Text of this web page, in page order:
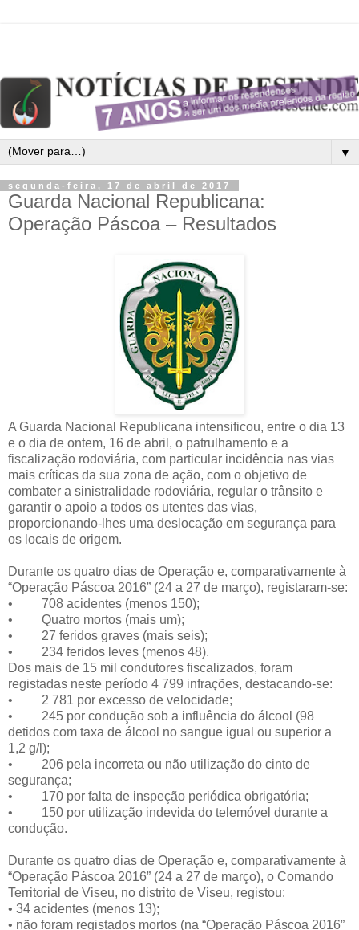
▼
segunda-feira, 17 de abril de 2017
Guarda Nacional Republicana:
Operação Páscoa – Resultados
A Guarda Nacional Republicana intensificou, entre o dia 13
e o dia de ontem, 16 de abril, o patrulhamento e a
fiscalização rodoviária, com particular incidência nas vias
mais críticas da sua zona de ação, com o objetivo de
combater a sinistralidade rodoviária, regular o trânsito e
garantir o apoio a todos os utentes das vias,
proporcionando-lhes uma deslocação em segurança para
os locais de origem.
Durante os quatro dias de Operação e, comparativamente à
“Operação Páscoa 2016” (24 a 27 de março), registaram-se:
• 708 acidentes (menos 150);
• Quatro mortos (mais um);
• 27 feridos graves (mais seis);
• 234 feridos leves (menos 48).
Dos mais de 15 mil condutores fiscalizados, foram
registadas neste período 4 799 infrações, destacando-se:
• 2 781 por excesso de velocidade;
• 245 por condução sob a influência do álcool (98
detidos com taxa de álcool no sangue igual ou superior a
1,2 g/l);
• 206 pela incorreta ou não utilização do cinto de
segurança;
• 170 por falta de inspeção periódica obrigatória;
• 150 por utilização indevida do telemóvel durante a
condução.
Durante os quatro dias de Operação e, comparativamente à
“Operação Páscoa 2016” (24 a 27 de março), o Comando
Territorial de Viseu, no distrito de Viseu, registou:
• 34 acidentes (menos 13);
• não foram registados mortos (na “Operação Páscoa 2016”